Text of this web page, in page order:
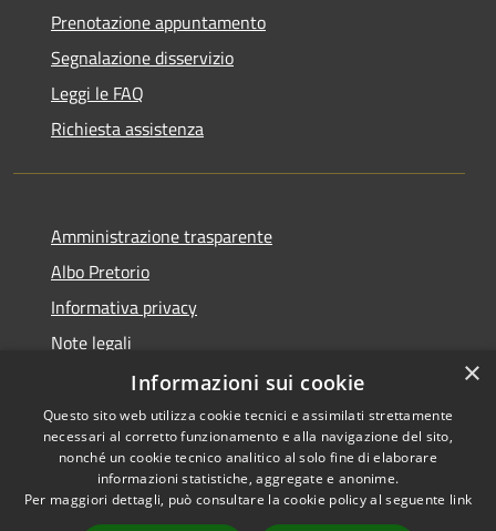
Prenotazione appuntamento
Segnalazione disservizio
Leggi le FAQ
Richiesta assistenza
Amministrazione trasparente
Albo Pretorio
Informativa privacy
Note legali
Dichiarazione di accessibilità
RSS
Accessibilità
Copyright © 2026 • Comune di
Todi • Powered by
×
Informazioni sui cookie
Questo sito web utilizza cookie tecnici e assimilati strettamente
necessari al corretto funzionamento e alla navigazione del sito,
nonché un cookie tecnico analitico al solo fine di elaborare
informazioni statistiche, aggregate e anonime.
Per maggiori dettagli, può consultare la cookie policy al seguente link